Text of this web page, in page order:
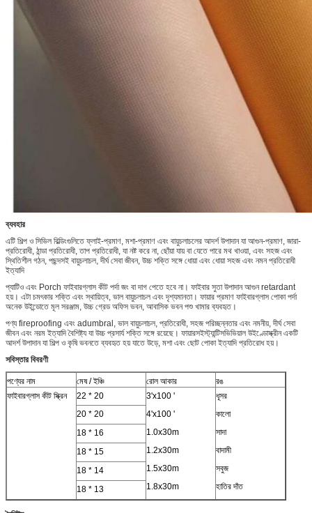
ব্যবহার
এটি শিল্প ও সিভিল বিল্ডিংগুলিতে ফ্লাই-প্রমাণ, মশা-প্রমাণ এবং বায়ুচলাচলের আদর্শ উপাদান যা আগুন-প্রমাণ, জারা-
প্রতিরোধী, ঠান্ডা প্রতিরোধী, তাপ প্রতিরোধী, যা নষ্ট করে না, ছোঁয়া যায় বা যেতে পারে মথ খাওয়া, এবং সহজ এবং
স্থিতিশীল গঠন, পছন্দসই বায়ুচলাচল, দীর্ঘ সেবা জীবন, উচ্চ শক্তি সঙ্গে ধোয়া এবং ধোয়া সহজ এবং নমন প্রতিরোধী
ইত্যাদি
প্যাটিও এবং Porch ফাইবারগ্লাস কীট পর্দাজং বা দাগ পেতে হবে না। ফাইবার সুতা উপাদান আগুন retardant
হয়। এটা চমৎকার শক্তি এবং স্থায়িত্ব, ভাল বায়ুচলাচল এবং দৃশ্যমানতা। ফায়ার প্রমাণ ফাইবারগ্লাস পোকা পর্দা
অনেক উইন্ডোতে মূল সরঞ্জাম, উচ্চ গ্রেড অফিস ভবন, আবাসিক ভবন পশু খামার ব্যবহৃত।
পণ্য fireproofing এবং adumbral, ভাল বায়ুচলাচল, প্রতিরোধী, সহজ পরিচ্ছন্নতার এবং নমনীয়, দীর্ঘ সেবা
জীবন এবং নরম ইত্যাদি বৈশিষ্ট্য যা উচ্চ প্রসার্য শক্তি সঙ্গে রয়েছে। ফায়ারসইস্ট্যান্টিসভিভিয়াল উইণ্ডোস্ক্রীন একটি
আদর্শ উপাদান যা শিল্প ও কৃষি ভবনতে ব্যবহৃত হয় যাতে উড়ে, মশা এবং ছোট পোকা ইত্যাদি প্রতিরোধ হয়।
সবিস্তার বিবরণী
পণ্যের নাম মেষ / ইঞ্চি রোল আকার
রঙ
ফাইবারগ্লাস কীট স্ক্রিন
22 * 20
3'x100 '
4'x100 '
1.0x30m
1.2x30m
1.5x30m
1.8x30m
ধূসর
কালো
সাদা
বাদামী
সবুজ
হাতির দাঁত
20 * 20
18 * 16
18 * 15
18 * 14
18 * 13